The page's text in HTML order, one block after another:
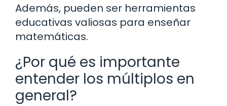
Además, pueden ser herramientas
educativas valiosas para enseñar
matemáticas.
¿Por qué es importante
entender los múltiplos en
general?